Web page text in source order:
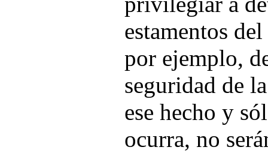
estamentos
por ejemplo,
seguridad de
ese hecho y
ocurra, no